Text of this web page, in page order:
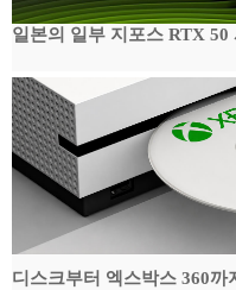
일본의 일부 지포스 RTX
디스크부터 엑스박스 360